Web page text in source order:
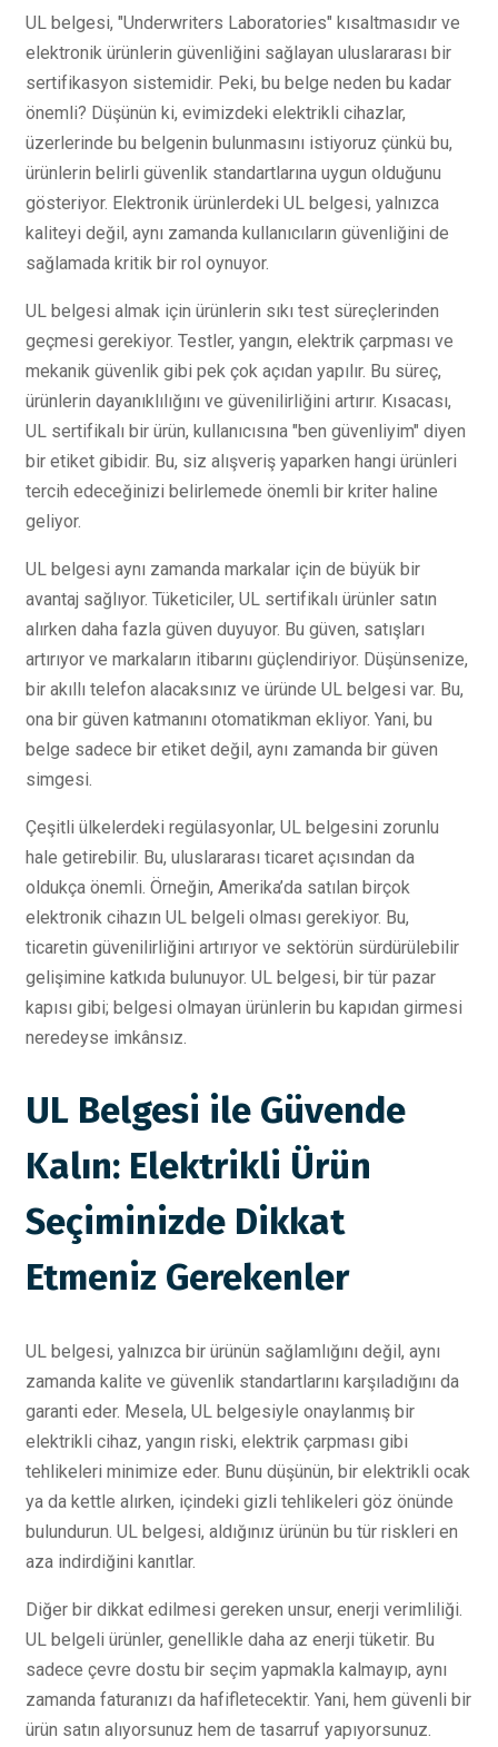
UL belgesi, "Underwriters Laboratories" kısaltmasıdır ve
elektronik ürünlerin güvenliğini sağlayan uluslararası bir
sertifikasyon sistemidir. Peki, bu belge neden bu kadar
önemli? Düşünün ki, evimizdeki elektrikli cihazlar,
üzerlerinde bu belgenin bulunmasını istiyoruz çünkü bu,
ürünlerin belirli güvenlik standartlarına uygun olduğunu
gösteriyor. Elektronik ürünlerdeki UL belgesi, yalnızca
kaliteyi değil, aynı zamanda kullanıcıların güvenliğini de
sağlamada kritik bir rol oynuyor.
UL belgesi almak için ürünlerin sıkı test süreçlerinden
geçmesi gerekiyor. Testler, yangın, elektrik çarpması ve
mekanik güvenlik gibi pek çok açıdan yapılır. Bu süreç,
ürünlerin dayanıklılığını ve güvenilirliğini artırır. Kısacası,
UL sertifikalı bir ürün, kullanıcısına "ben güvenliyim" diyen
bir etiket gibidir. Bu, siz alışveriş yaparken hangi ürünleri
tercih edeceğinizi belirlemede önemli bir kriter haline
geliyor.
UL belgesi aynı zamanda markalar için de büyük bir
avantaj sağlıyor. Tüketiciler, UL sertifikalı ürünler satın
alırken daha fazla güven duyuyor. Bu güven, satışları
artırıyor ve markaların itibarını güçlendiriyor. Düşünsenize,
bir akıllı telefon alacaksınız ve üründe UL belgesi var. Bu,
ona bir güven katmanını otomatikman ekliyor. Yani, bu
belge sadece bir etiket değil, aynı zamanda bir güven
simgesi.
Çeşitli ülkelerdeki regülasyonlar, UL belgesini zorunlu
hale getirebilir. Bu, uluslararası ticaret açısından da
oldukça önemli. Örneğin, Amerika’da satılan birçok
elektronik cihazın UL belgeli olması gerekiyor. Bu,
ticaretin güvenilirliğini artırıyor ve sektörün sürdürülebilir
gelişimine katkıda bulunuyor. UL belgesi, bir tür pazar
kapısı gibi; belgesi olmayan ürünlerin bu kapıdan girmesi
neredeyse imkânsız.
UL Belgesi ile Güvende
Kalın: Elektrikli Ürün
Seçiminizde Dikkat
Etmeniz Gerekenler
UL belgesi, yalnızca bir ürünün sağlamlığını değil, aynı
zamanda kalite ve güvenlik standartlarını karşıladığını da
garanti eder. Mesela, UL belgesiyle onaylanmış bir
elektrikli cihaz, yangın riski, elektrik çarpması gibi
tehlikeleri minimize eder. Bunu düşünün, bir elektrikli ocak
ya da kettle alırken, içindeki gizli tehlikeleri göz önünde
bulundurun. UL belgesi, aldığınız ürünün bu tür riskleri en
aza indirdiğini kanıtlar.
Diğer bir dikkat edilmesi gereken unsur, enerji verimliliği.
UL belgeli ürünler, genellikle daha az enerji tüketir. Bu
sadece çevre dostu bir seçim yapmakla kalmayıp, aynı
zamanda faturanızı da hafifletecektir. Yani, hem güvenli bir
ürün satın alıyorsunuz hem de tasarruf yapıyorsunuz.